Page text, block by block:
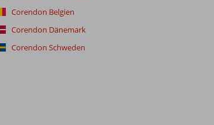
Corendon Belgien
Corendon Dänemark
Corendon Schweden